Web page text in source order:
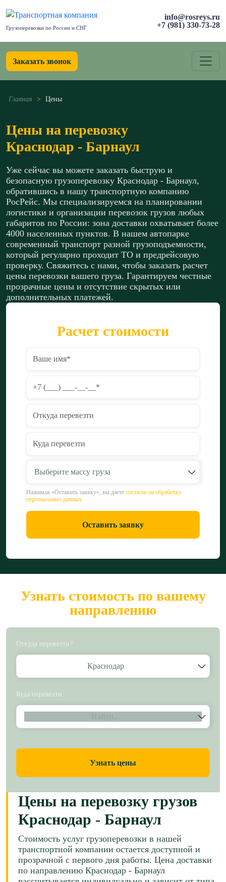
Грузоперевозки по России и СНГ
info@rosreys.ru
+7 (981) 330-73-28
Заказать звонок
Главная > Цены
Цены на перевозку
Краснодар - Барнаул
Уже сейчас вы можете заказать быструю и
безопасную грузоперевозку Краснодар - Барнаул,
обратившись в нашу транспортную компанию
РосРейс. Мы специализируемся на планировании
логистики и организации перевозок грузов любых
габаритов по России: зона доставки охватывает более
4000 населенных пунктов. В нашем автопарке
современный транспорт разной грузоподъемности,
который регулярно проходит ТО и предрейсовую
проверку. Свяжитесь с нами, чтобы заказать расчет
цены перевозки вашего груза. Гарантируем честные
прозрачные цены и отсутствие скрытых или
дополнительных платежей.
Расчет стоимости
Выберите массу груза
Нажимая «Оставить заявку», вы даете согласие на обработку
персональных данных
Оставить заявку
Узнать стоимость по вашему
направлению
Откуда перевезти?
Краснодар
Куда перевезти
Найти...
Узнать цены
Цены на перевозку грузов
Краснодар - Барнаул
Стоимость услуг грузоперевозки в нашей
транспортной компании остается доступной и
прозрачной с первого дня работы. Цена доставки
по направлению Краснодар - Барнаул